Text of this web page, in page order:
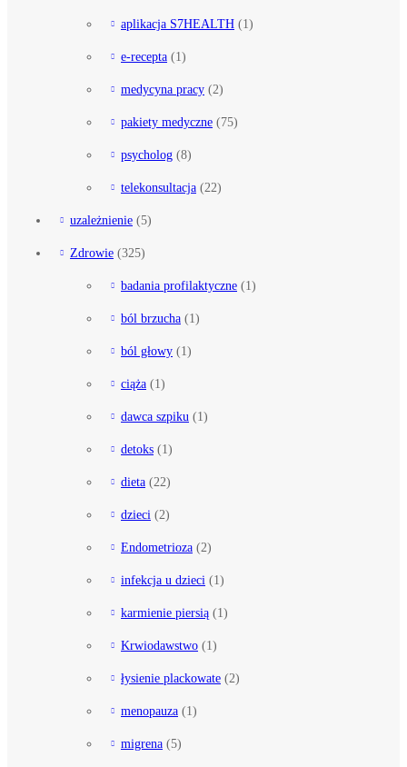
aplikacja S7HEALTH (1)
e-recepta (1)
medycyna pracy (2)
pakiety medyczne (75)
psycholog (8)
telekonsultacja (22)
uzależnienie (5)
Zdrowie (325)
badania profilaktyczne (1)
ból brzucha (1)
ból głowy (1)
ciąża (1)
dawca szpiku (1)
detoks (1)
dieta (22)
dzieci (2)
Endometrioza (2)
infekcja u dzieci (1)
karmienie piersią (1)
Krwiodawstwo (1)
łysienie plackowate (2)
menopauza (1)
migrena (5)